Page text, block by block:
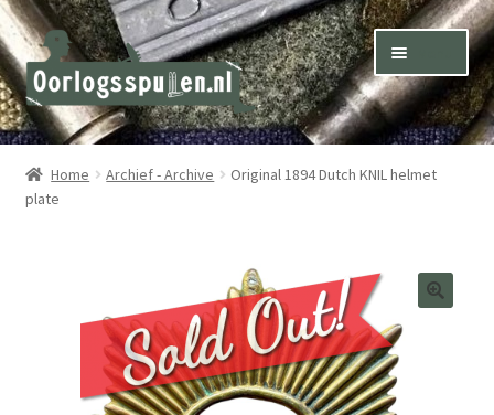
Skip
to
navigation
Skip
to
content
Winkel – Shop
Over ons – About us
Contact
Terms & Conditions – Shipping & Delivery
Home Archief - Archive
Original 1894 Dutch KNIL helmet
plate